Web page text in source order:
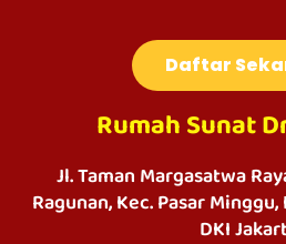
Daftar
Rumah Sunat
Jl. Taman Margasatwa
Ragunan, Kec. Pasar
DKI